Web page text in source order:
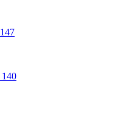
147
140